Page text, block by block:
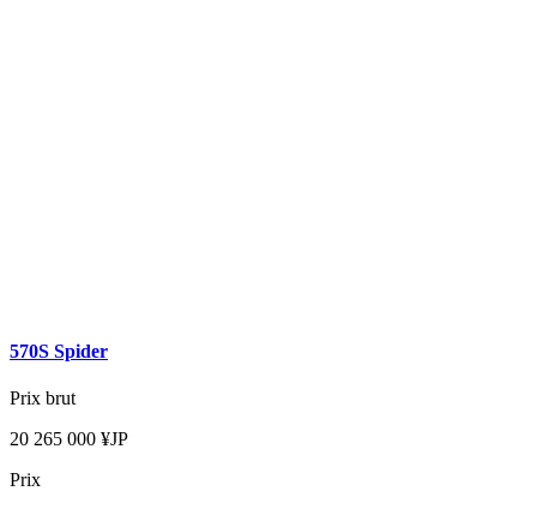
570S Spider
Prix brut
20 265 000 ¥JP
Prix